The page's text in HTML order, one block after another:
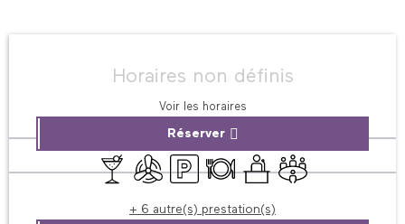
Horaires non définis
Voir les horaires
Réserver
Bar / Buvette
Air conditionné
ParkingRestaurantSéminairesSalle de réunion
+ 6 autre(s) prestation(s)